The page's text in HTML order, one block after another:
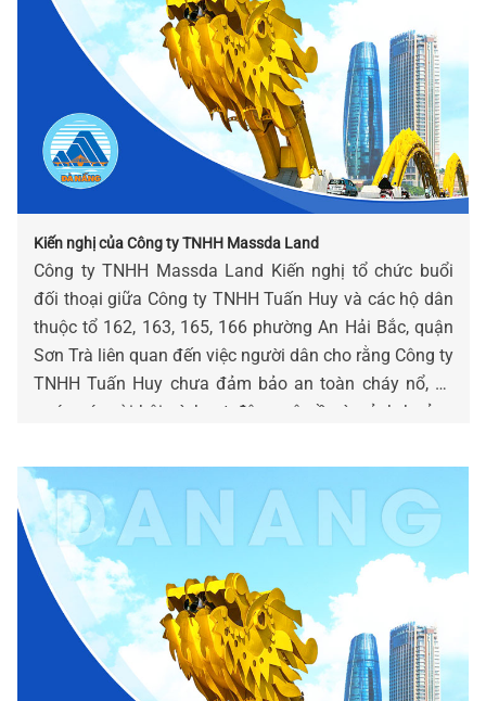
Kiến nghị của Công ty TNHH Massda Land
Công ty TNHH Massda Land Kiến nghị tổ chức buổi
đối thoại giữa Công ty TNHH Tuấn Huy và các hộ dân
thuộc tổ 162, 163, 165, 166 phường An Hải Bắc, quận
Sơn Trà liên quan đến việc người dân cho rằng Công ty
TNHH Tuấn Huy chưa đảm bảo an toàn cháy nổ, xả
nước có mùi hôi và hoạt động gây ồn ào ảnh hưởng
22/6/2017).